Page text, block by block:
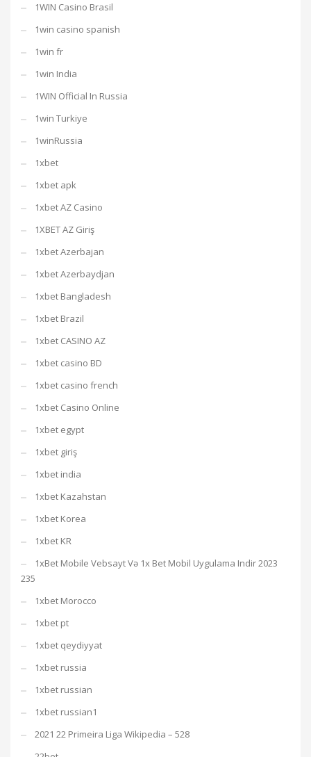
1WIN Casino Brasil
1win casino spanish
1win fr
1win India
1WIN Official In Russia
1win Turkiye
1winRussia
1xbet
1xbet apk
1xbet AZ Casino
1XBET AZ Giriş
1xbet Azerbajan
1xbet Azerbaydjan
1xbet Bangladesh
1xbet Brazil
1xbet CASINO AZ
1xbet casino BD
1xbet casino french
1xbet Casino Online
1xbet egypt
1xbet giriş
1xbet india
1xbet Kazahstan
1xbet Korea
1xbet KR
1xBet Mobile Vebsayt Və 1x Bet Mobil Uygulama Indir 2023
235
1xbet Morocco
1xbet pt
1xbet qeydiyyat
1xbet russia
1xbet russian
1xbet russian1
2021 22 Primeira Liga Wikipedia – 528